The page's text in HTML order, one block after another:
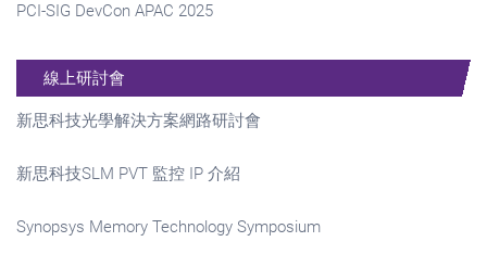
PCI-SIG DevCon APAC 2025
線上研討會
新思科技光學解決方案網路研討會
新思科技SLM PVT 監控 IP 介紹
Synopsys Memory Technology Symposium